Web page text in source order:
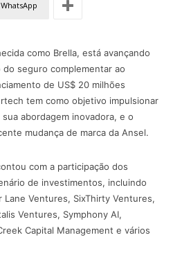
WhatsApp
como Brella, está avançando
seguro complementar ao
de US$ 20 milhões
tem como objetivo impulsionar
abordagem inovadora, e o
mudança de marca da Ansel.
com a participação dos
de investimentos, incluindo
Lane Ventures, SixThirty Ventures,
Ventures, Symphony AI,
Capital Management e vários